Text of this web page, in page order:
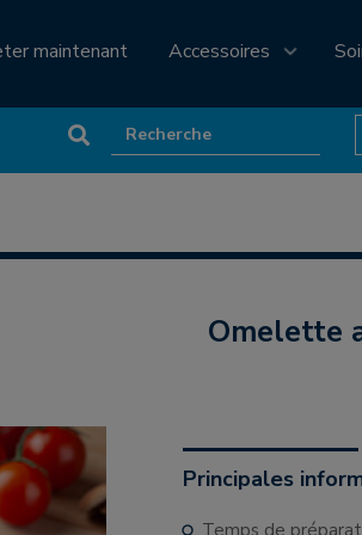
maintenant Accessoires
Omelette
Principales
Temps de